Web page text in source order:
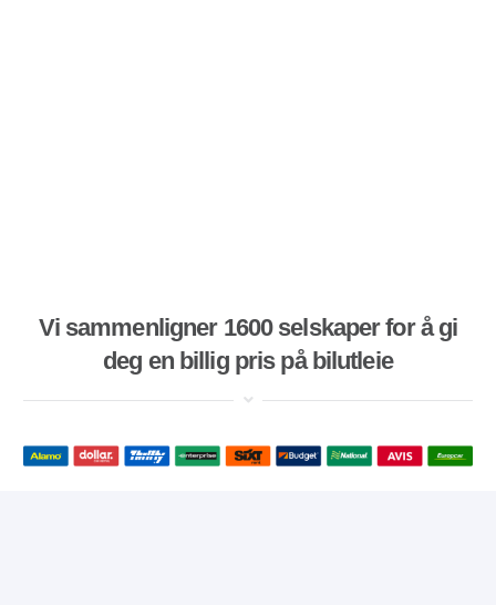
Vi sammenligner 1600 selskaper for å gi
deg en billig pris på bilutleie